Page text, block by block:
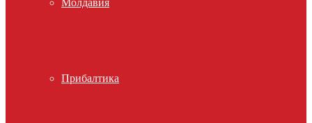
Молдавия
Прибалтика